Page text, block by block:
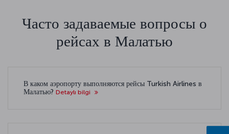
Часто задаваемые вопросы о
рейсах в Малатью
В каком аэропорту выполняются рейсы Turkish Airlines в
Малатью? Detaylı bilgi